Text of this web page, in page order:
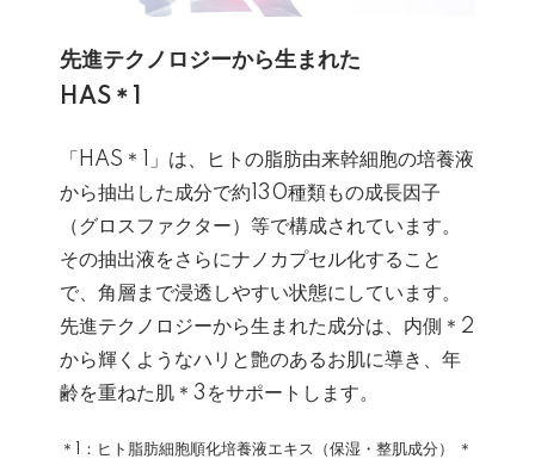
先進テクノロジーから生まれた
HAS＊1
「HAS＊1」は、ヒトの脂肪由来幹細胞の培養液
から抽出した成分で約130種類もの成長因子
（グロスファクター）等で構成されています。
その抽出液をさらにナノカプセル化すること
で、角層まで浸透しやすい状態にしています。
先進テクノロジーから生まれた成分は、内側＊2
から輝くようなハリと艶のあるお肌に導き、年
齢を重ねた肌＊3をサポートします。
＊1：ヒト脂肪細胞順化培養液エキス（保湿・整肌成分） ＊